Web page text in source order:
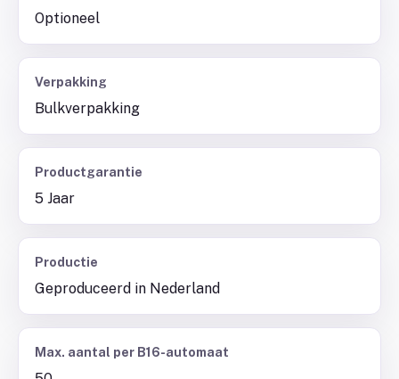
Optioneel
Verpakking
Bulkverpakking
Productgarantie
5 Jaar
Productie
Geproduceerd in Nederland
Max. aantal per B16-automaat